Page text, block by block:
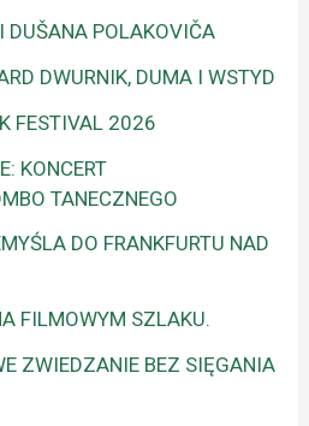
DUŠANA POLAKOVIČA
DWURNIK, DUMA I WSTYD
FESTIVAL 2026
KONCERT
TANECZNEGO
DO FRANKFURTU NAD
FILMOWYM SZLAKU.
ZWIEDZANIE BEZ SIĘGANIA